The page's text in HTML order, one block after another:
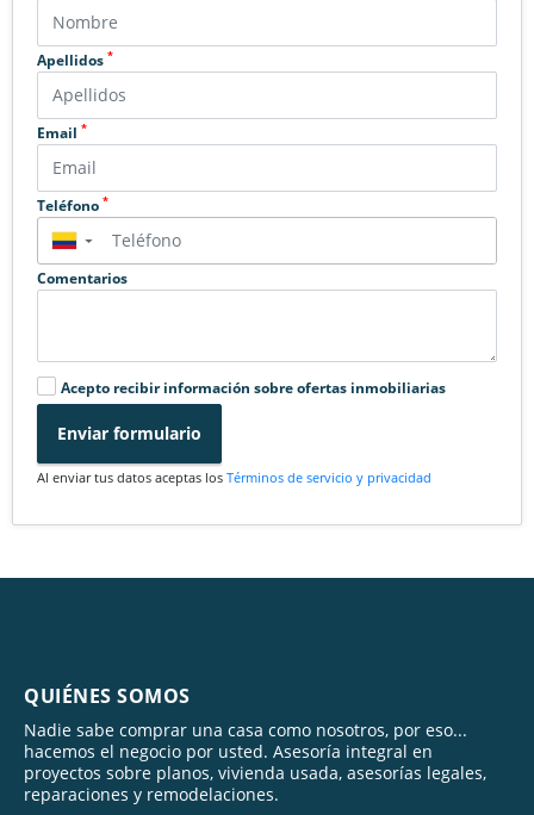
Apellidos *
Email *
Teléfono *
▼
Comentarios
Acepto recibir información sobre ofertas inmobiliarias
Enviar formulario
Al enviar tus datos aceptas los Términos de servicio y privacidad
QUIÉNES SOMOS
Nadie sabe comprar una casa como nosotros, por eso...
hacemos el negocio por usted. Asesoría integral en
proyectos sobre planos, vivienda usada, asesorías legales,
reparaciones y remodelaciones.